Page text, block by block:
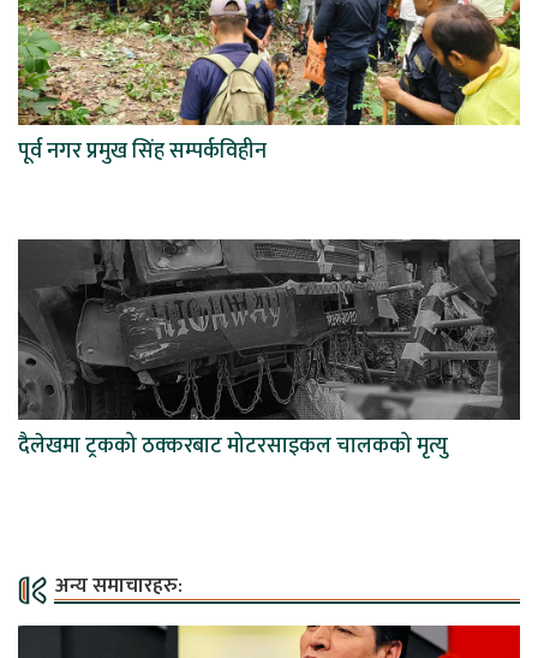
पूर्व नगर प्रमुख सिंह सम्पर्कविहीन
दैलेखमा ट्रकको ठक्करबाट मोटरसाइकल चालकको मृत्यु
अन्य समाचारहरु: